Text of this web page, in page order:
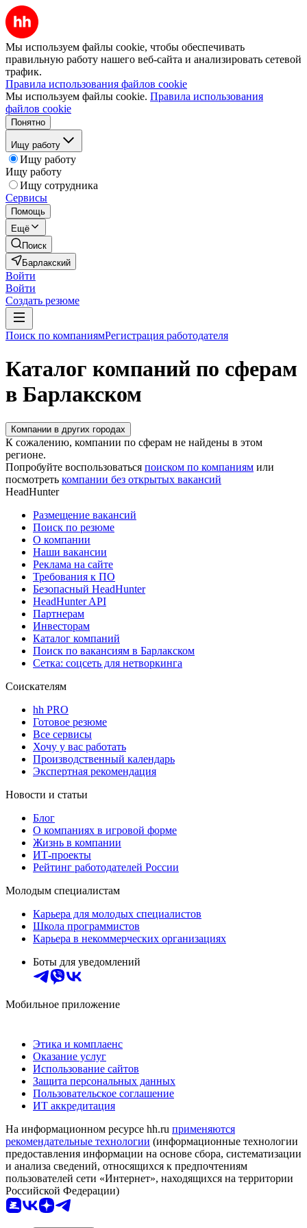
Мы используем файлы cookie, чтобы обеспечивать
правильную работу нашего веб-сайта и анализировать сетевой
трафик.
Правила использования файлов cookie
Мы используем файлы cookie. Правила использования
файлов cookie
Понятно
Ищу работу
Ищу работу
Ищу работу
Ищу сотрудника
Сервисы
Помощь
Ещё
Поиск
Барлакский
Войти
Войти
Создать резюме
Поиск по компаниямРегистрация работодателя
Каталог компаний по сферам
в Барлакском
Компании в других городах
К сожалению, компании по сферам не найдены в этом
регионе.
Попробуйте воспользоваться поиском по компаниям или
посмотреть компании без открытых вакансий
HeadHunter
Размещение вакансий
Поиск по резюме
О компании
Наши вакансии
Реклама на сайте
Требования к ПО
Безопасный HeadHunter
HeadHunter API
Партнерам
Инвесторам
Каталог компаний
Поиск по вакансиям в Барлакском
Сетка: соцсеть для нетворкинга
Соискателям
hh PRO
Готовое резюме
Все сервисы
Хочу у вас работать
Производственный календарь
Экспертная рекомендация
Новости и статьи
Блог
О компаниях в игровой форме
Жизнь в компании
ИТ-проекты
Рейтинг работодателей России
Молодым специалистам
Карьера для молодых специалистов
Школа программистов
Карьера в некоммерческих организациях
Боты для уведомлений
Мобильное приложение
Этика и комплаенс
Оказание услуг
Использование сайтов
Защита персональных данных
Пользовательское соглашение
ИТ аккредитация
На информационном ресурсе hh.ru применяются
рекомендательные технологии (информационные технологии
предоставления информации на основе сбора, систематизации
и анализа сведений, относящихся к предпочтениям
пользователей сети «Интернет», находящихся на территории
Российской Федерации)